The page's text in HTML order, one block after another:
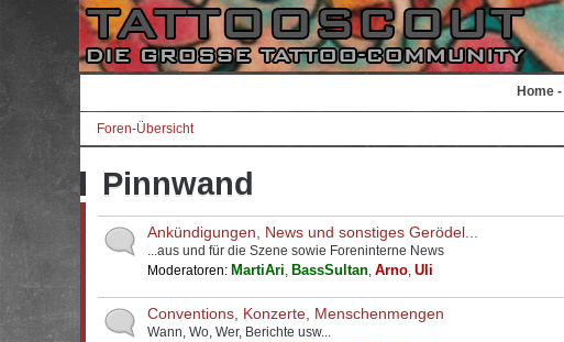
Home -
Foren-Übersicht
Pinnwand
Ankündigungen, News und sonstiges Gerödel...
...aus und für die Szene sowie Foreninterne News
Moderatoren: MartiAri, BassSultan, Arno, Uli
Conventions, Konzerte, Menschenmengen
Wann, Wo, Wer, Berichte usw...